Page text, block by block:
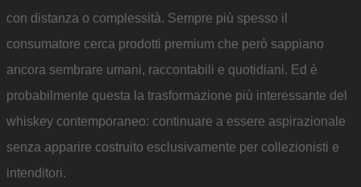
con distanza o complessità. Sempre più spesso il
consumatore cerca prodotti premium che però sappiano
ancora sembrare umani, raccontabili e quotidiani. Ed è
probabilmente questa la trasformazione più interessante del
whiskey contemporaneo: continuare a essere aspirazionale
senza apparire costruito esclusivamente per collezionisti e
intenditori.